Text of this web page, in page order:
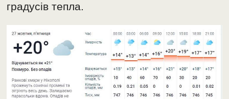
градусів тепла.